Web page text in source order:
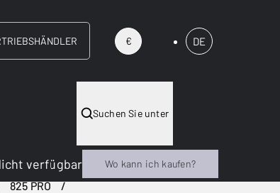
€ DE
Suchen Sie unter
825 PRO
verfügbar Wo kann ich kaufen?